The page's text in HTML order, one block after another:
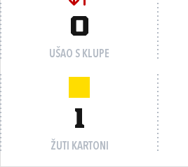
0
UŠAO S KLUPE
1
ŽUTI KARTONI